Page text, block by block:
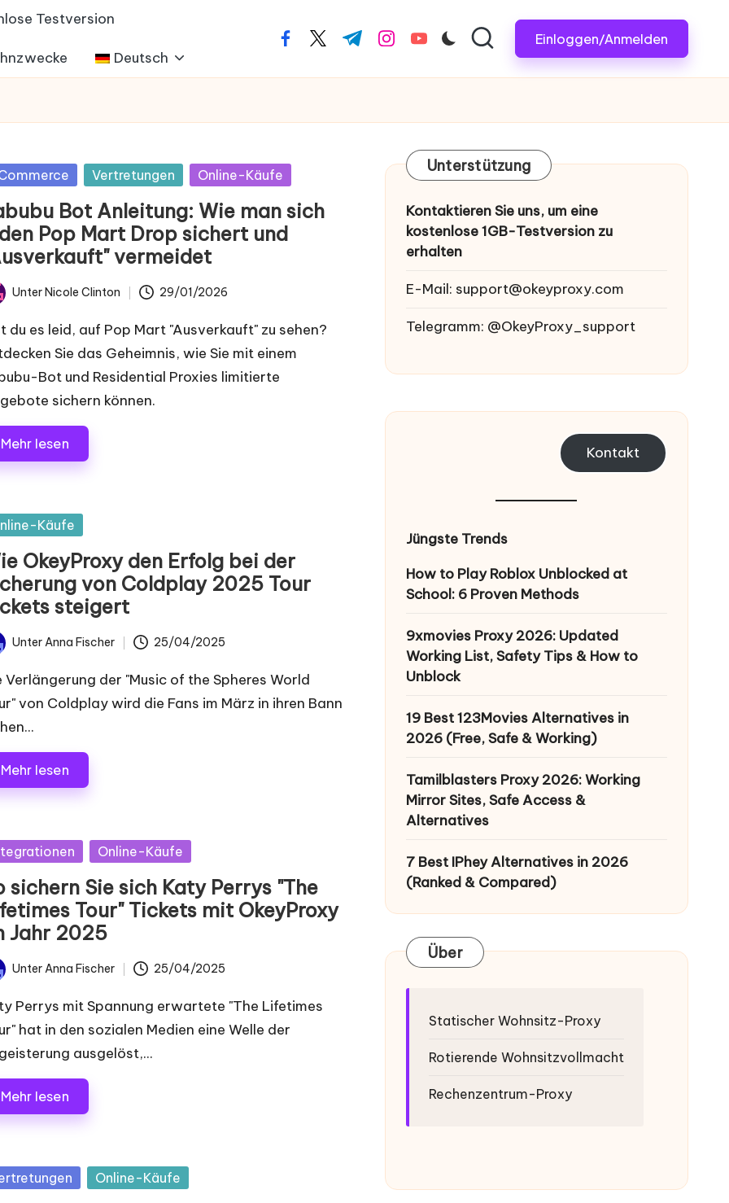
Testversion
Deutsch
facebook.com
twitter.com
t.me instagram.com
youtube.com Einloggen/Anmelden
Vertretungen Online-Käufe
Bot Anleitung: Wie man sich
Pop Mart Drop sichert und
vermeidet
Unter Nicole Clinton 29/01/2026
du es leid, auf Pop Mart "Ausverkauft" zu sehen?
Sie das Geheimnis, wie Sie mit einem
Bot und Residential Proxies limitierte
sichern können.
Mehr lesen
Käufe
OkeyProxy den Erfolg bei der
von Coldplay 2025 Tour
steigert
UnterAnna Fischer 25/04/2025
Verlängerung der "Music of the Spheres World
von Coldplay wird die Fans im März in ihren Bann
Mehr lesen
Online-Käufe
sichern Sie sich Katy Perrys "The
Tour" Tickets mit OkeyProxy
Jahr 2025
UnterAnna Fischer 25/04/2025
Perrys mit Spannung erwartete "The Lifetimes
hat in den sozialen Medien eine Welle der
ausgelöst,...
Mehr lesen
Online-Käufe
Unterstützung
Kontaktieren Sie uns, um eine
kostenlose 1GB-Testversion zu
erhalten
E-Mail: support@okeyproxy.com
Telegramm: @OkeyProxy_support
Kontakt
Jüngste Trends
How to Play Roblox Unblocked at
School: 6 Proven Methods
9xmovies Proxy 2026: Updated
Working List, Safety Tips & How to
Unblock
19 Best 123Movies Alternatives in
2026 (Free, Safe & Working)
Tamilblasters Proxy 2026: Working
Mirror Sites, Safe Access &
Alternatives
7 Best IPhey Alternatives in 2026
(Ranked & Compared)
Über
Statischer Wohnsitz-Proxy
Rotierende Wohnsitzvollmacht
Rechenzentrum-Proxy